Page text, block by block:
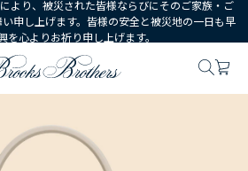
より、被災された皆様ならびにそのご家族・ご
申し上げます。皆様の安全と被災地の一日も早
を心よりお祈り申し上げます。
・アクセサリー 小物・雑貨 Brooks